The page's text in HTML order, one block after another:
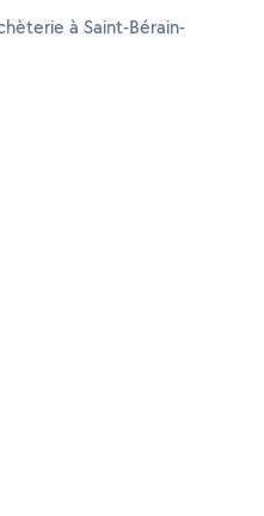
à Saint-Bérain-